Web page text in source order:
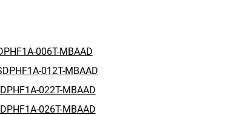
006T-MBAAD
012T-MBAAD
022T-MBAAD
026T-MBAAD